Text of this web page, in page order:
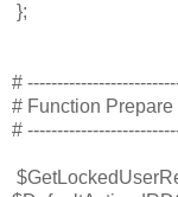
};
#
# Function Prepare
#